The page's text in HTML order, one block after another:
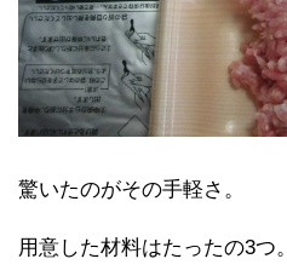
驚いたのがその手軽さ。
用意した材料はたったの3つ。